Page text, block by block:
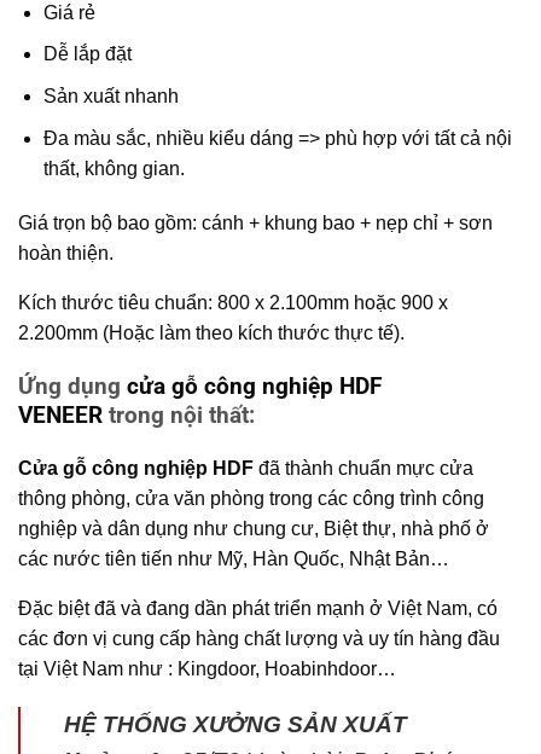
Giá rẻ
Dễ lắp đặt
Sản xuất nhanh
Đa màu sắc, nhiều kiểu dáng => phù hợp với tất cả nội
thất, không gian.
Giá trọn bộ bao gồm: cánh + khung bao + nẹp chỉ + sơn
hoàn thiện.
Kích thước tiêu chuẩn: 800 x 2.100mm hoặc 900 x
2.200mm (Hoặc làm theo kích thước thực tế).
Ứng dụng cửa gỗ công nghiệp HDF
VENEER trong nội thất:
Cửa gỗ công nghiệp HDF đã thành chuẩn mực cửa
thông phòng, cửa văn phòng trong các công trình công
nghiệp và dân dụng như chung cư, Biệt thự, nhà phố ở
các nước tiên tiến như Mỹ, Hàn Quốc, Nhật Bản…
Đặc biệt đã và đang dần phát triển mạnh ở Việt Nam, có
các đơn vị cung cấp hàng chất lượng và uy tín hàng đầu
tại Việt Nam như : Kingdoor, Hoabinhdoor…
HỆ THỐNG XƯỞNG SẢN XUẤT